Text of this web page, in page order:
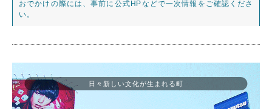
おでかけの際には、事前に公式HPなどで一次情報をご確認くださ
い。
日々新しい文化が生まれる町